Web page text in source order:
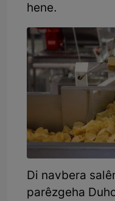
hene.
Di navbera
parêzgeha